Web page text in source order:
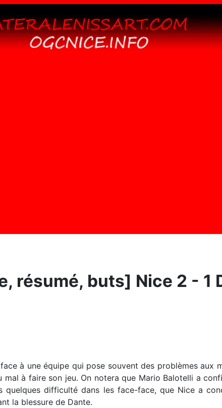
résumé, buts] Nice 2 - 1
à une équipe qui pose souvent des problèmes aux
mal à faire son jeu. On notera que Mario Balotelli a
quelques difficulté dans les face-face, que Nice a
la blessure de Dante.